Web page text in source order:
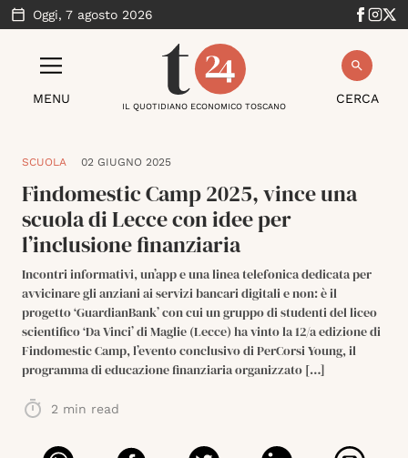
Oggi, 7 agosto 2026
MENU CERCA
IL QUOTIDIANO ECONOMICO TOSCANO
SCUOLA 02 GIUGNO 2025
Findomestic Camp 2025, vince una
scuola di Lecce con idee per
l’inclusione finanziaria
Incontri informativi, un’app e una linea telefonica dedicata per
avvicinare gli anziani ai servizi bancari digitali e non: è il
progetto ‘GuardianBank’ con cui un gruppo di studenti del liceo
scientifico ‘Da Vinci’ di Maglie (Lecce) ha vinto la 12/a edizione di
Findomestic Camp, l’evento conclusivo di PerCorsi Young, il
programma di educazione finanziaria organizzato […]
2 min read